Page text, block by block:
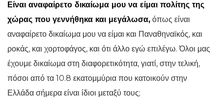
Είναι αναφαίρετο δικαίωμα μου να είμαι πολίτης της
χώρας που γεννήθηκα και μεγάλωσα, όπως είναι
αναφαίρετο δικαίωμα μου να είμαι και Παναθηναϊκός, και
ροκάς, και χορτοφάγος, και ότι άλλο εγώ επιλέγω. Όλοι μας
έχουμε δικαίωμα στη διαφορετικότητα, γιατί, στην τελική,
πόσοι από τα 10.8 εκατομμύρια που κατοικούν στην
Ελλάδα σήμερα είναι ίδιοι μεταξύ τους;